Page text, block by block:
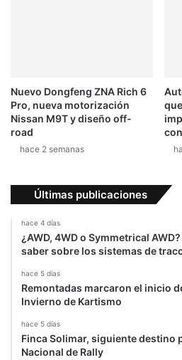
Nuevo Dongfeng ZNA Rich 6
Pro, nueva motorización
Nissan M9T y diseño off-
road
hace 2 semanas
Últimas publicaciones
hace 4 días
¿AWD, 4WD o Symmetrical
saber sobre los sistemas de
hace 5 días
Remontadas marcaron el inicio
Invierno de Kartismo
hace 5 días
Finca Solimar, siguiente destino
Nacional de Rally